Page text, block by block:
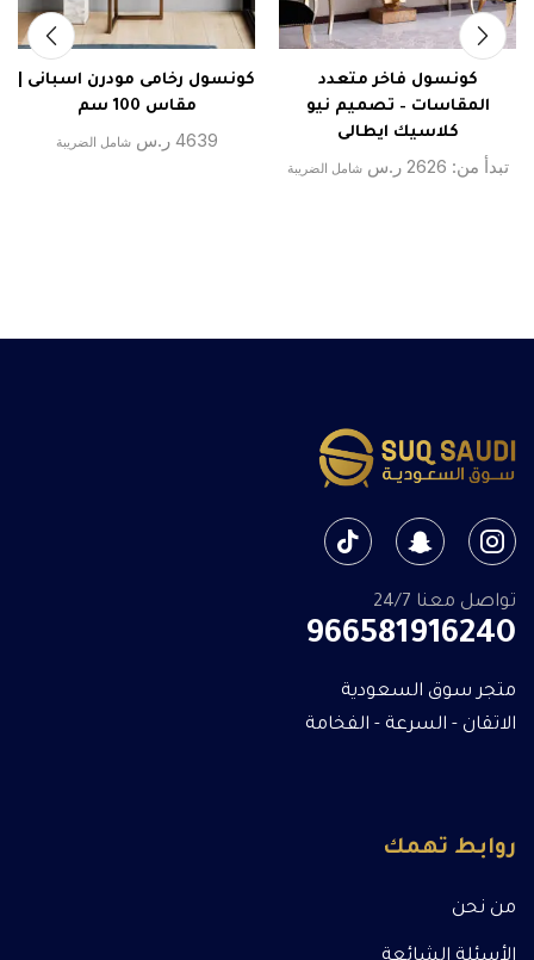
كونسول فاخر متعدد
المقاسات – تصميم نيو
كلاسيك ايطالى
تبدأ من: 2626 ر.س شامل الضريبة
كونسول رخامى مودرن اسبانى |
مقاس 100 سم
4639 ر.س شامل الضريبة
تواصل معنا 24/7
966581916240
متجر سوق السعودية
الاتقان - السرعة - الفخامة
روابط تهمك
من نحن